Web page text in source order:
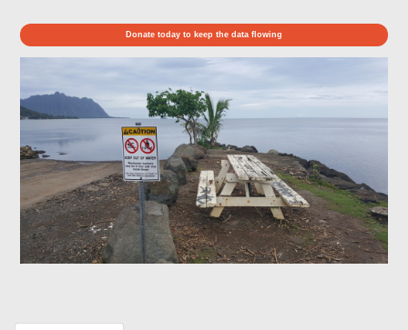
Donate today to keep the data flowing